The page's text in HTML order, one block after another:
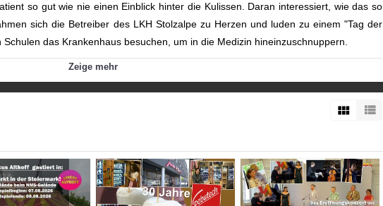
so gut wie nie einen Einblick hinter die Kulissen. Daran interessiert, wie das so
sich die Betreiber des LKH Stolzalpe zu Herzen und luden zu einem "Tag der
das Krankenhaus besuchen, um in die Medizin hineinzuschnuppern.
Zeige mehr